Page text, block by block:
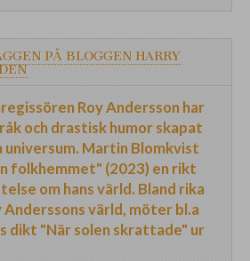
PÅ BLOGGEN HARRY
Roy Andersson har
och drastisk humor skapat
Martin Blomkvist
folkhemmet" (2023) en rikt
om hans värld. Bland rika
värld, möter bl.a
dikt "När solen skrattade" ur